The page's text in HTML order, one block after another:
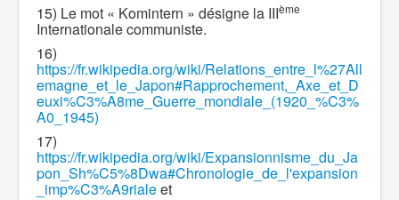
15) Le mot « Komintern » désigne la IIIème
Internationale communiste.
16)
https://fr.wikipedia.org/wiki/Relations_entre_l%27All
emagne_et_le_Japon#Rapprochement,_Axe_et_D
euxi%C3%A8me_Guerre_mondiale_(1920_%C3%
A0_1945)
17)
https://fr.wikipedia.org/wiki/Expansionnisme_du_Ja
pon_Sh%C5%8Dwa#Chronologie_de_l'expansion
_imp%C3%A9rialeet